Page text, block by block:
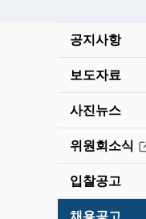
공지사항
보도자료
사진뉴스
위원회소식
입찰공고
채용공고